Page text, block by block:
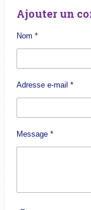
Ajouter un
Nom *
Adresse e-mail *
Message *